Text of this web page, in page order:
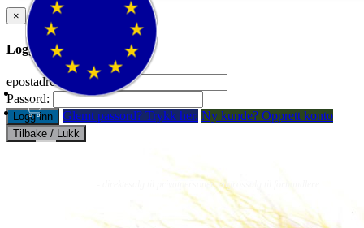
Fluebinding Kurs & Guiding
- direktesalg til privatpersoner, engrossalg til forhandlere
×
Logg inn til din konto.
epostadresse:
Passord:
Logg inn Glemt passord? Trykk her. Ny kunde? Opprett konto
Tilbake / Lukk